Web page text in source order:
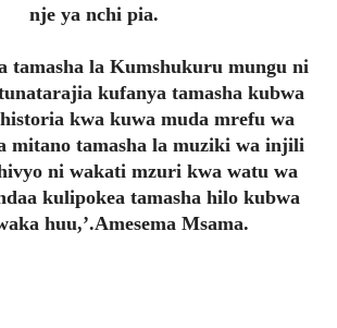
nje ya nchi pia.
tamasha la Kumshukuru mungu ni
kufanya tamasha kubwa
kwa kuwa muda mrefu wa
mitano tamasha la muziki wa injili
ni wakati mzuri kwa watu wa
kulipokea tamasha hilo kubwa
huu,’.Amesema Msama.